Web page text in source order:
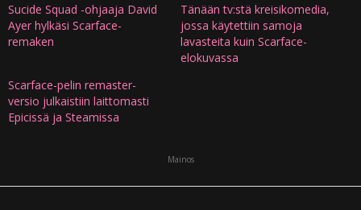
Sucide Squad -ohjaaja David
Ayer hylkäsi Scarface-
remaken
Tänään tv:stä kreisikomedia,
jossa käytettiin samoja
lavasteita kuin Scarface-
elokuvassa
Scarface-pelin remaster-
versio julkaistiin laittomasti
Epicissä ja Steamissa
Mainos